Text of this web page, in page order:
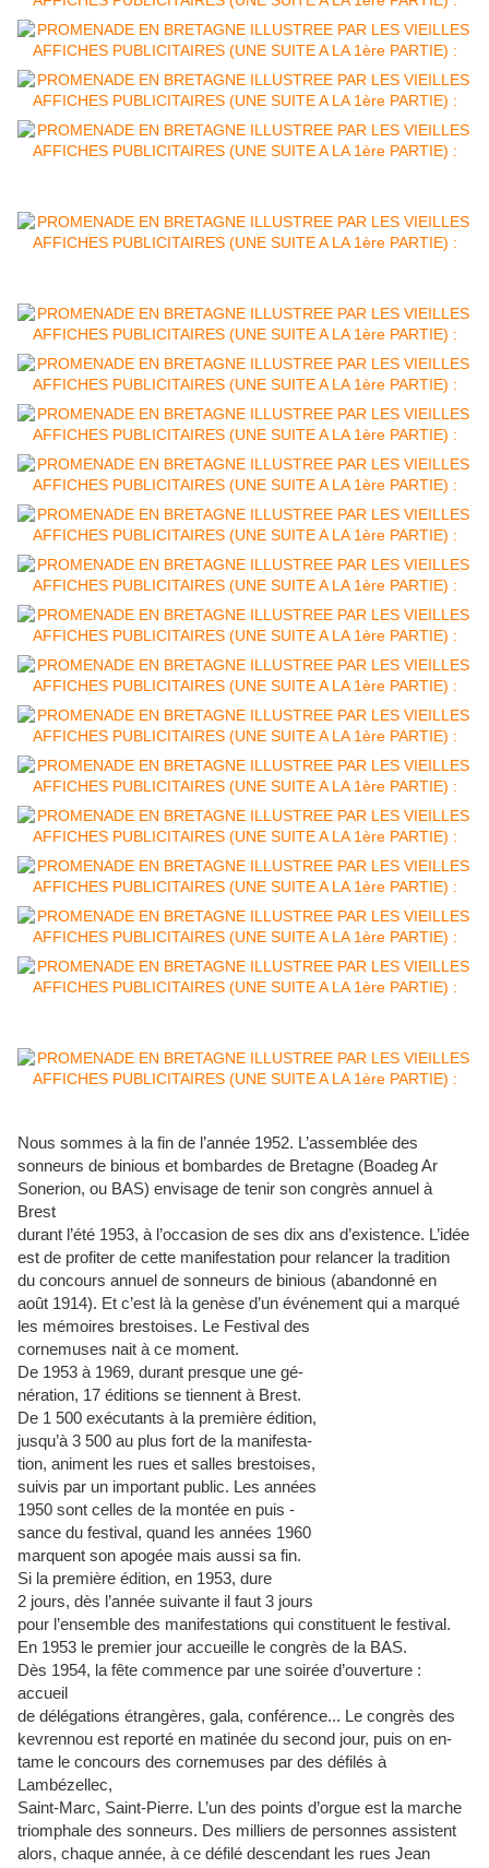
Nous sommes à la fin de l’année 1952. L’assemblée des
sonneurs de binious et bombardes de Bretagne (Boadeg Ar
Sonerion, ou BAS) envisage de tenir son congrès annuel à
Brest
durant l’été 1953, à l’occasion de ses dix ans d’existence. L’idée
est de profiter de cette manifestation pour relancer la tradition
du concours annuel de sonneurs de binious (abandonné en
août 1914). Et c’est là la genèse d’un événement qui a marqué
les mémoires brestoises. Le Festival des
cornemuses nait à ce moment.
De 1953 à 1969, durant presque une gé-
nération, 17 éditions se tiennent à Brest.
De 1 500 exécutants à la première édition,
jusqu’à 3 500 au plus fort de la manifesta-
tion, animent les rues et salles brestoises,
suivis par un important public. Les années
1950 sont celles de la montée en puis -
sance du festival, quand les années 1960
marquent son apogée mais aussi sa fin.
Si la première édition, en 1953, dure
2 jours, dès l’année suivante il faut 3 jours
pour l’ensemble des manifestations qui constituent le festival.
En 1953 le premier jour accueille le congrès de la BAS.
Dès 1954, la fête commence par une soirée d’ouverture :
accueil
de délégations étrangères, gala, conférence... Le congrès des
kevrennou est reporté en matinée du second jour, puis on en-
tame le concours des cornemuses par des défilés à
Lambézellec,
Saint-Marc, Saint-Pierre. L’un des points d’orgue est la marche
triomphale des sonneurs. Des milliers de personnes assistent
alors, chaque année, à ce défilé descendant les rues Jean